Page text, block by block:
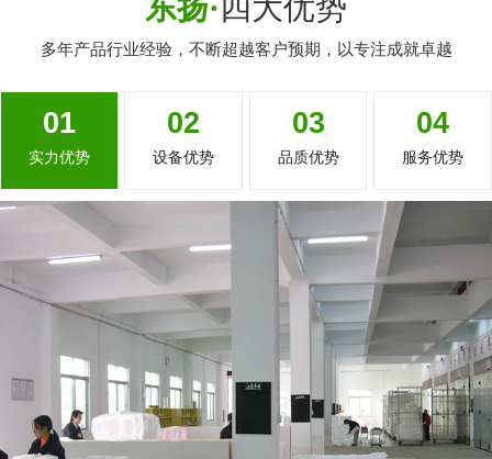
东扬·四大优势
多年产品行业经验，不断超越客户预期，以专注成就卓越
01
实力优势
02
设备优势
03
品质优势
04
服务优势